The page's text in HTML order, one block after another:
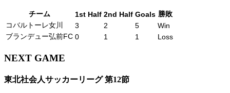
チーム 1st Half 2nd Half Goals 勝敗
コバルトーレ女川
3 2 5
Win
ブランデュー弘前FC 0 1 1 Loss
NEXT GAME
東北社会人サッカーリーグ 第12節